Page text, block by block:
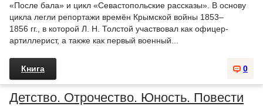
«После бала» и цикл «Севастопольские рассказы». В основу
цикла легли репортажи времён Крымской войны 1853–
1856 гг., в которой Л. Н. Толстой участвовал как офицер-
артиллерист, а также как первый военный...
0
Книга
Детство. Отрочество. Юность. Повести